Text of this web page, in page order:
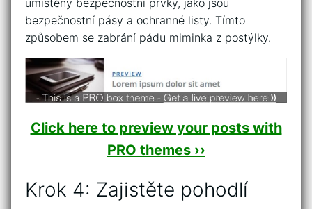
bezpečnostní pásy a ochranné listy. Tímto
způsobem se zabrání pádu miminka z postýlky.
Click here to preview your posts with
PRO themes ››
Krok 4: Zajistěte pohodlí